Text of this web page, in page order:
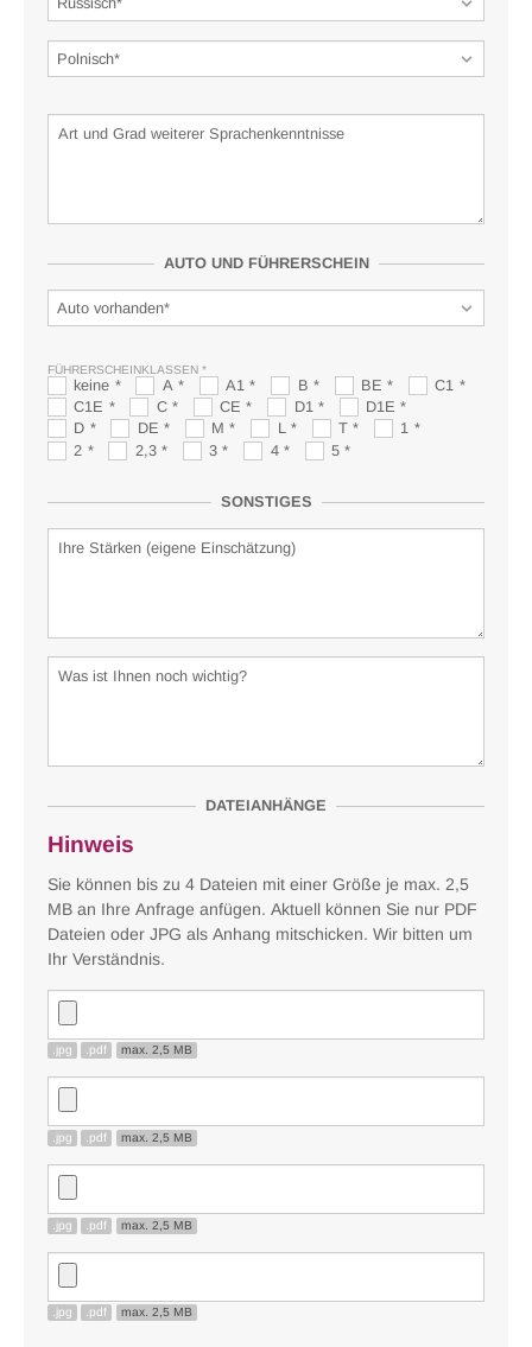
AUTO UND FÜHRERSCHEIN
FÜHRERSCHEINKLASSEN
keine A A1 B BE
C1
C1E
C CE D1
D1E
D
DE M L T
1
2
2,3 3 4 5
SONSTIGES
DATEIANHÄNGE
Hinweis
Sie können bis zu 4 Dateien mit einer Größe je max. 2,5
MB an Ihre Anfrage anfügen. Aktuell können Sie nur PDF
Dateien oder JPG als Anhang mitschicken. Wir bitten um
Ihr Verständnis.
.jpg .pdf max. 2,5 MB
.jpg .pdf max. 2,5 MB
.jpg .pdf max. 2,5 MB
.jpg .pdf max. 2,5 MB